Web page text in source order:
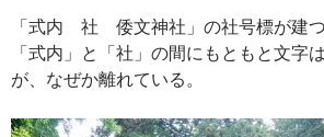
「式内 社 倭文神社」の社号標が建つ
「式内」と「社」の間にもともと文字
が、なぜか離れている。